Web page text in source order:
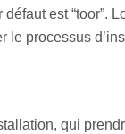
défaut est
le processus
qui